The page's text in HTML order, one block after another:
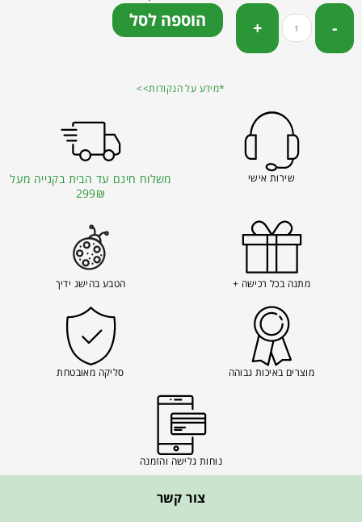
הוספה לסל
*מידע על הנקודות>>
שירות אישי
משלוח חינם עד הבית בקנייה מעל
299₪
מתנה בכל רכישה + הטבע בהישג ידיך
מוצרים באיכות גבוהה סליקה מאובטחת
נוחות גלישה והזמנה
צור קשר